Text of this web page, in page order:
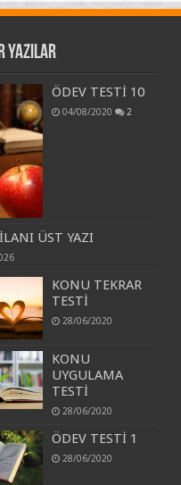
Yazılar
ÖDEV TESTİ 10
04/08/2020 2
ÜST YAZI
KONU TEKRAR
TESTİ
28/06/2020
KONU
UYGULAMA
TESTİ
28/06/2020
ÖDEV TESTİ 1
28/06/2020